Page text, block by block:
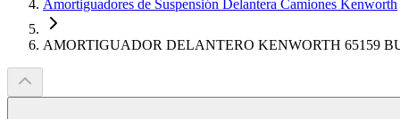
Amortiguadores de Suspensión Delantera Camiones Kenworth
AMORTIGUADOR DELANTERO KENWORTH 65159